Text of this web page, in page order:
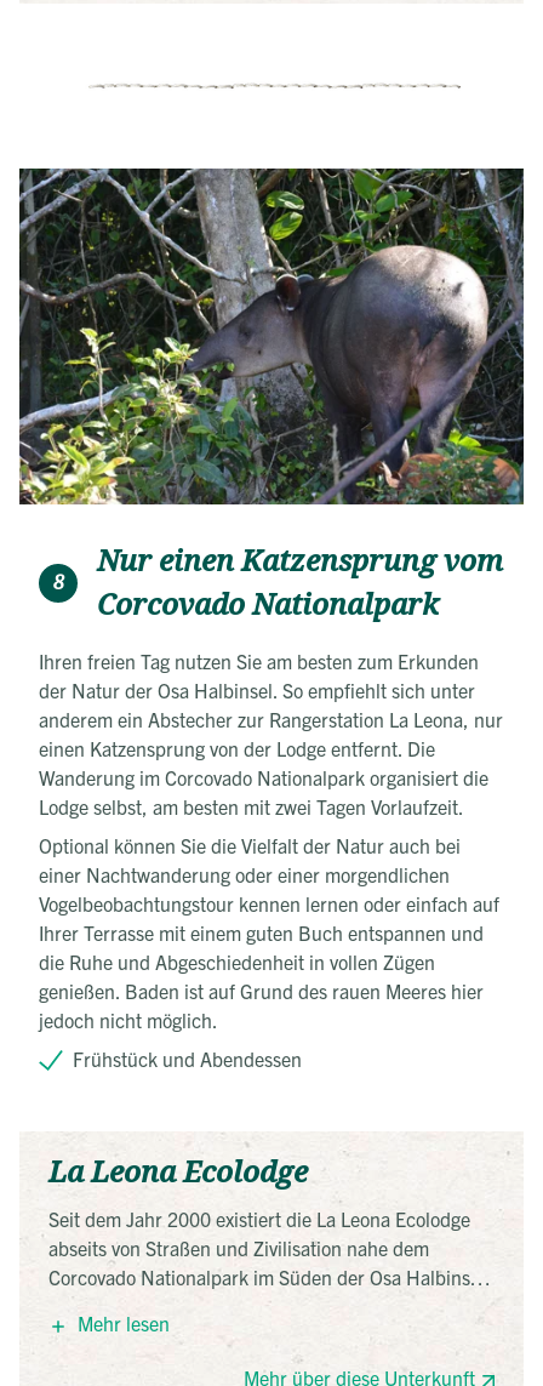
8
Nur einen Katzensprung vom
Corcovado Nationalpark
Ihren freien Tag nutzen Sie am besten zum Erkunden
der Natur der Osa Halbinsel. So empfiehlt sich unter
anderem ein Abstecher zur Rangerstation La Leona, nur
einen Katzensprung von der Lodge entfernt. Die
Wanderung im Corcovado Nationalpark organisiert die
Lodge selbst, am besten mit zwei Tagen Vorlaufzeit.
Optional können Sie die Vielfalt der Natur auch bei
einer Nachtwanderung oder einer morgendlichen
Vogelbeobachtungstour kennen lernen oder einfach auf
Ihrer Terrasse mit einem guten Buch entspannen und
die Ruhe und Abgeschiedenheit in vollen Zügen
genießen. Baden ist auf Grund des rauen Meeres hier
jedoch nicht möglich.
Frühstück und Abendessen
La Leona Ecolodge
Seit dem Jahr 2000 existiert die La Leona Ecolodge
abseits von Straßen und Zivilisation nahe dem
Corcovado Nationalpark im Süden der Osa Halbinsel.
Die Glamping Zelte verfügen über ein privates
Badezimmer und eine Terrase mit typischen
Holzstühlen. Einige der Zelte liegen dabei direkt am
Mehr lesen
Mehr über diese Unterkunft